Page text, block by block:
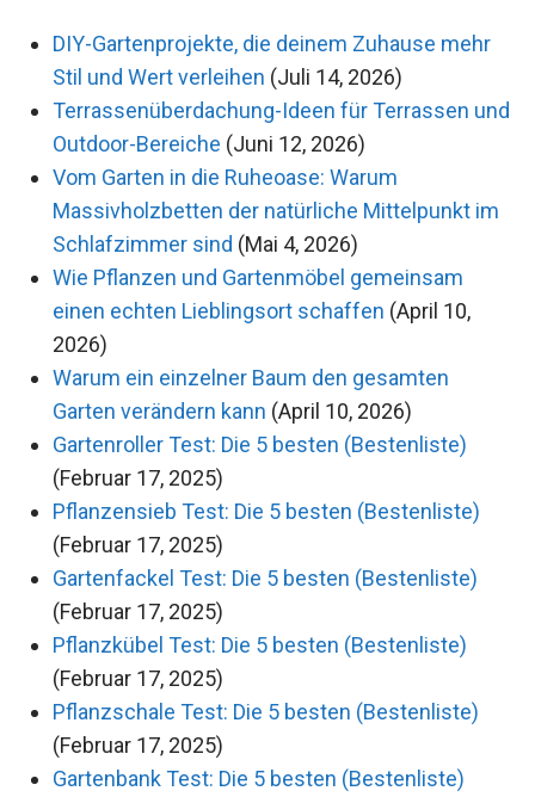
DIY-Gartenprojekte, die deinem Zuhause mehr
Stil und Wert verleihen (Juli 14, 2026)
Terrassenüberdachung-Ideen für Terrassen und
Outdoor-Bereiche (Juni 12, 2026)
Vom Garten in die Ruheoase: Warum
Massivholzbetten der natürliche Mittelpunkt im
Schlafzimmer sind (Mai 4, 2026)
Wie Pflanzen und Gartenmöbel gemeinsam
einen echten Lieblingsort schaffen (April 10,
2026)
Warum ein einzelner Baum den gesamten
Garten verändern kann (April 10, 2026)
Gartenroller Test: Die 5 besten (Bestenliste)
(Februar 17, 2025)
Pflanzensieb Test: Die 5 besten (Bestenliste)
(Februar 17, 2025)
Gartenfackel Test: Die 5 besten (Bestenliste)
(Februar 17, 2025)
Pflanzkübel Test: Die 5 besten (Bestenliste)
(Februar 17, 2025)
Pflanzschale Test: Die 5 besten (Bestenliste)
(Februar 17, 2025)
Gartenbank Test: Die 5 besten (Bestenliste)